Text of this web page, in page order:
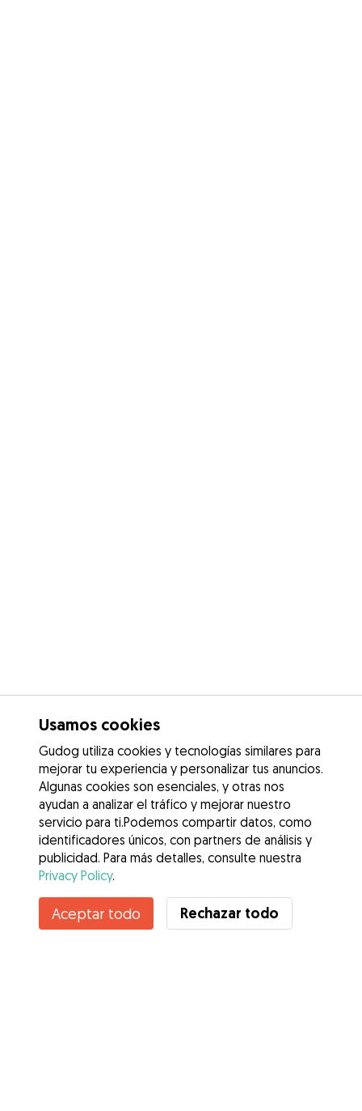
Contacta con Claudia
¿Conoces los Beneficios de Gudog? Ver más
Usamos cookies
Gudog utiliza cookies y tecnologías similares para
mejorar tu experiencia y personalizar tus anuncios.
Algunas cookies son esenciales, y otras nos
ayudan a analizar el tráfico y mejorar nuestro
servicio para ti.Podemos compartir datos, como
identificadores únicos, con partners de análisis y
publicidad. Para más detalles, consulte nuestra
Privacy Policy.
Aceptar todo Rechazar todo